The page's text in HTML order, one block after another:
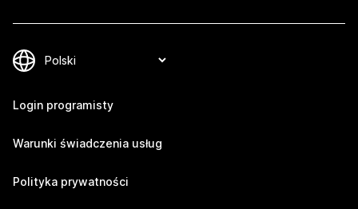
Login programisty
Warunki świadczenia usług
Polityka prywatności